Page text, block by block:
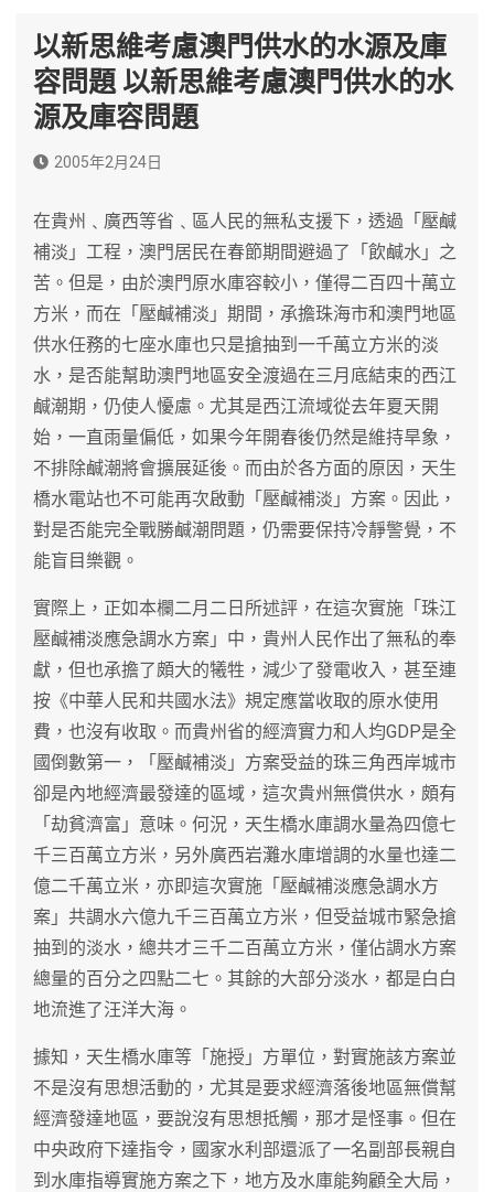
以新思維考慮澳門供水的水源及庫
容問題 以新思維考慮澳門供水的水
源及庫容問題
2005年2月24日
在貴州﹑廣西等省﹑區人民的無私支援下，透過「壓鹹
補淡」工程，澳門居民在春節期間避過了「飲鹹水」之
苦。但是，由於澳門原水庫容較小，僅得二百四十萬立
方米，而在「壓鹹補淡」期間，承擔珠海市和澳門地區
供水任務的七座水庫也只是搶抽到一千萬立方米的淡
水，是否能幫助澳門地區安全渡過在三月底結束的西江
鹹潮期，仍使人懮慮。尤其是西江流域從去年夏天開
始，一直雨量偏低，如果今年開春後仍然是維持旱象，
不排除鹹潮將會擴展延後。而由於各方面的原因，天生
橋水電站也不可能再次啟動「壓鹹補淡」方案。因此，
對是否能完全戰勝鹹潮問題，仍需要保持冷靜警覺，不
能盲目樂觀。
實際上，正如本欄二月二日所述評，在這次實施「珠江
壓鹹補淡應急調水方案」中，貴州人民作出了無私的奉
獻，但也承擔了頗大的犧牲，減少了發電收入，甚至連
按《中華人民和共國水法》規定應當收取的原水使用
費，也沒有收取。而貴州省的經濟實力和人均GDP是全
國倒數第一，「壓鹹補淡」方案受益的珠三角西岸城市
卻是內地經濟最發達的區域，這次貴州無償供水，頗有
「劫貧濟富」意味。何況，天生橋水庫調水量為四億七
千三百萬立方米，另外廣西岩灘水庫增調的水量也達二
億二千萬立米，亦即這次實施「壓鹹補淡應急調水方
案」共調水六億九千三百萬立方米，但受益城市緊急搶
抽到的淡水，總共才三千二百萬立方米，僅佔調水方案
總量的百分之四點二七。其餘的大部分淡水，都是白白
地流進了汪洋大海。
據知，天生橋水庫等「施授」方單位，對實施該方案並
不是沒有思想活動的，尤其是要求經濟落後地區無償幫
經濟發達地區，要說沒有思想抵觸，那才是怪事。但在
中央政府下達指令，國家水利部還派了一名副部長親自
到水庫指導實施方案之下，地方及水庫能夠顧全大局，